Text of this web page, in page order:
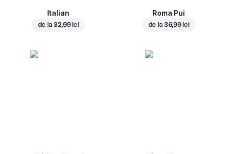
Italian
de la 32,99 lei
Roma Pui
de la 36,99 lei